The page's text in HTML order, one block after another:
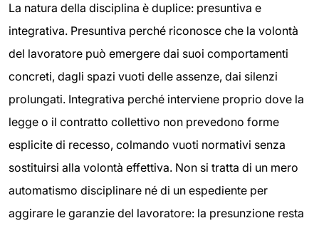
La natura della disciplina è duplice: presuntiva e
integrativa. Presuntiva perché riconosce che la volontà
del lavoratore può emergere dai suoi comportamenti
concreti, dagli spazi vuoti delle assenze, dai silenzi
prolungati. Integrativa perché interviene proprio dove la
legge o il contratto collettivo non prevedono forme
esplicite di recesso, colmando vuoti normativi senza
sostituirsi alla volontà effettiva. Non si tratta di un mero
automatismo disciplinare né di un espediente per
aggirare le garanzie del lavoratore: la presunzione resta